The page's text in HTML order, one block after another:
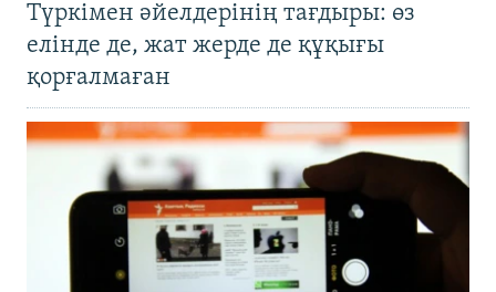
Түркімен әйелдерінің тағдыры: өз
елінде де, жат жерде де құқығы
қорғалмаған